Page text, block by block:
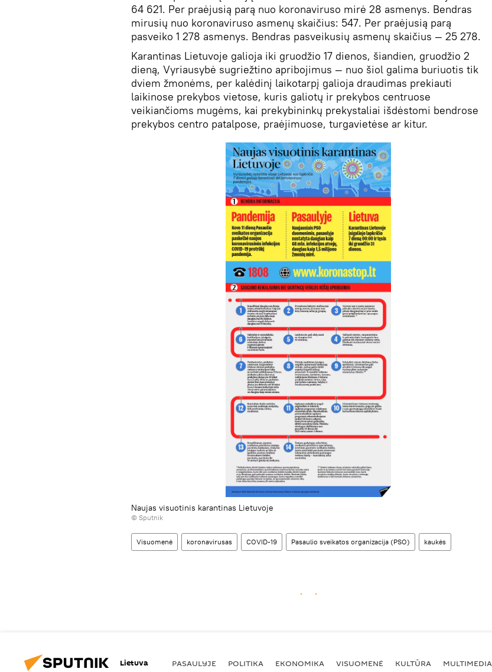
64 621. Per praėjusią parą nuo koronaviruso mirė 28 asmenys. Bendras
mirusių nuo koronaviruso asmenų skaičius: 547. Per praėjusią parą
pasveiko 1 278 asmenys. Bendras pasveikusių asmenų skaičius — 25 278.
Karantinas Lietuvoje galioja iki gruodžio 17 dienos, šiandien, gruodžio 2
dieną, Vyriausybė sugriežtino apribojimus — nuo šiol galima buriuotis tik
dviem žmonėms, per kalėdinį laikotarpį galioja draudimas prekiauti
laikinose prekybos vietose, kuris galiotų ir prekybos centruose
veikiančioms mugėms, kai prekybininkų prekystaliai išdėstomi bendrose
prekybos centro patalpose, praėjimuose, turgavietėse ar kitur.
Naujas visuotinis karantinas Lietuvoje
© Sputnik
Visuomenė koronavirusas COVID-19 Pasaulio sveikatos organizacija (PSO) kaukės
Lietuva PASAULYJE POLITIKA EKONOMIKA VISUOMENĖ KULTŪRA MULTIMEDIA